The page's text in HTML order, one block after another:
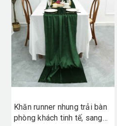
Khăn runner nhung trải bàn
phòng khách tinh tế, sang